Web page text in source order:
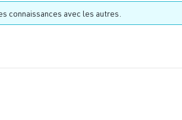
connaissances avec les autres.